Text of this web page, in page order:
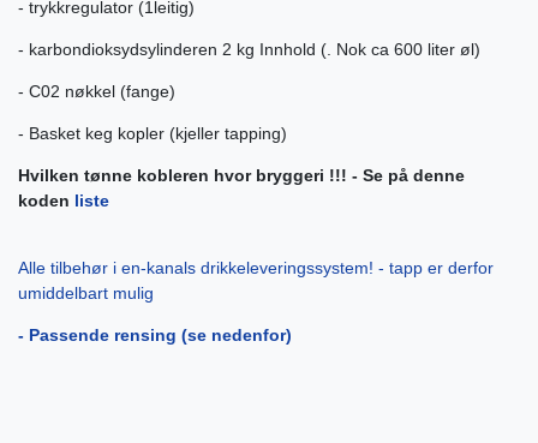
- trykkregulator (1leitig)
- karbondioksydsylinderen 2 kg Innhold (. Nok ca 600 liter øl)
- C02 nøkkel (fange)
- Basket keg kopler (kjeller tapping)
Hvilken tønne kobleren hvor bryggeri !!! - Se på denne
koden liste
Alle tilbehør i en-kanals drikkeleveringssystem! - tapp er derfor
umiddelbart mulig
- Passende rensing (se nedenfor)